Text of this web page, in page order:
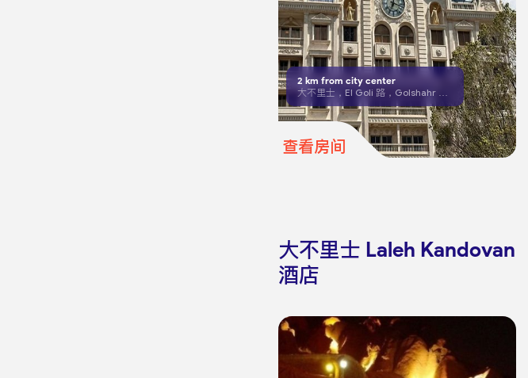
2 km from city center
大不里士，El Goli 路，Golshahr 十字路口和 El Goli 广场之间
查看房间
大不里士 Laleh Kandovan
酒店